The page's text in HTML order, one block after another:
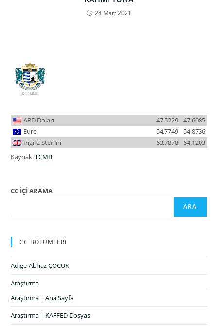
24 Mart 2021
ABD Doları 47.6085
47.5229
Euro
54.8736
54.7749
İngiliz Sterlini
64.1203
63.7878
Kaynak:TCMB
CC İÇİ ARAMA
ARA
CC BÖLÜMLERİ
Adige-Abhaz ÇOCUK
Araştırma
Araştırma | Ana Sayfa
Araştırma | KAFFED Dosyası